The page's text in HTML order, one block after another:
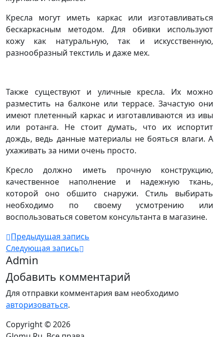
Кресла могут иметь каркас или изготавливаться
бескаркасным методом. Для обивки используют
кожу как натуральную, так и искусственную,
разнообразный текстиль и даже мех.
Также существуют и уличные кресла. Их можно
разместить на балконе или террасе. Зачастую они
имеют плетенный каркас и изготавливаются из ивы
или ротанга. Не стоит думать, что их испортит
дождь, ведь данные материалы не бояться влаги. А
ухаживать за ними очень просто.
Кресло должно иметь прочную конструкцию,
качественное наполнение и надежную ткань,
которой оно обшито снаружи. Стиль выбирать
необходимо по своему усмотрению или
воспользоваться советом консультанта в магазине.
Предыдущая запись
Следующая запись
Admin
Добавить комментарий
Для отправки комментария вам необходимо
авторизоваться.
Copyright © 2026